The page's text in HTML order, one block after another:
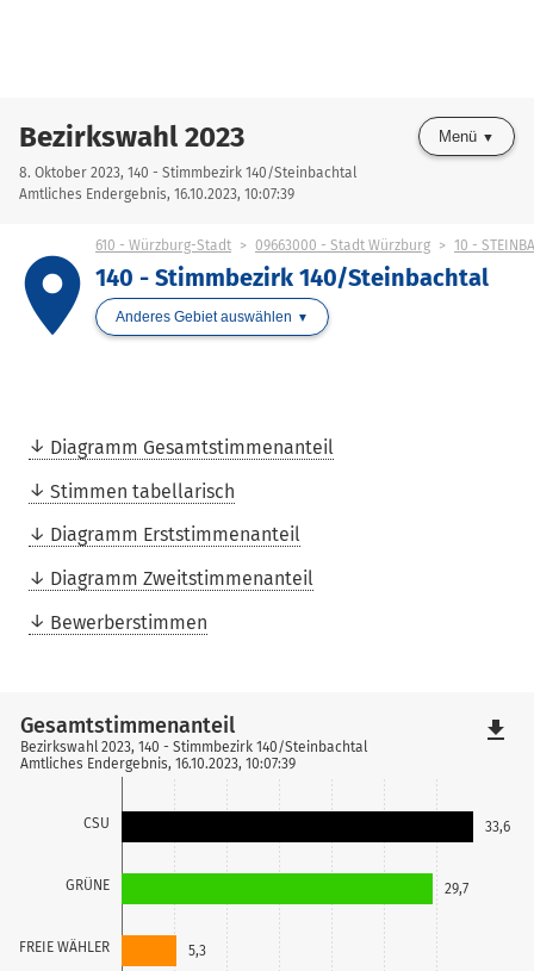
Bezirkswahl 2023
8. Oktober 2023, 140 - Stimmbezirk 140/Steinbachtal
Amtliches Endergebnis, 16.10.2023, 10:07:39
Menü
place
610 - Würzburg-Stadt 09663000 - Stadt Würzburg 10 -
140 - Stimmbezirk 140/Steinbachtal
Anderes Gebiet auswählen
Diagramm Gesamtstimmenanteil
Stimmen tabellarisch
Diagramm Erststimmenanteil
Diagramm Zweitstimmenanteil
Bewerberstimmen
CSU
GRÜNE
FREIE WÄHLER
33,6
29,7
5,3
Gesamtstimmenanteil
Bezirkswahl 2023, 140 - Stimmbezirk 140/Steinbachtal
Amtliches Endergebnis, 16.10.2023, 10:07:39
file_download